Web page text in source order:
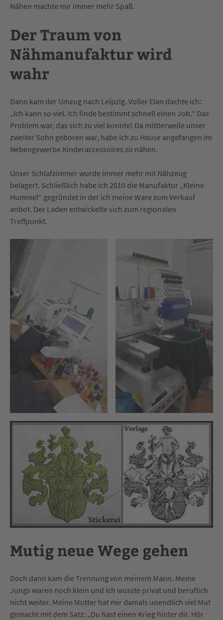
Nähen machte mir immer mehr Spaß.
Der Traum von
Nähmanufaktur wird
wahr
Dann kam der Umzug nach Leipzig. Voller Elan dachte ich:
„Ich kann so viel. Ich finde bestimmt schnell einen Job.“ Das
Problem war, das sich zu viel konnte! Da mittlerweile unser
zweiter Sohn geboren war, habe ich zu Hause angefangen im
Nebengewerbe Kinderaccessoires zu nähen.
Unser Schlafzimmer wurde immer mehr mit Nähzeug
belagert. Schließlich habe ich 2010 die Manufaktur „Kleine
Hummel“ gegründet in der ich meine Ware zum Verkauf
anbot. Der Laden entwickelte sich zum regionalen
Treffpunkt.
Mutig neue Wege gehen
Doch dann kam die Trennung von meinem Mann. Meine
Jungs waren noch klein und ich wusste privat und beruflich
nicht weiter. Meine Mutter hat mir damals unendlich viel Mut
gemacht mit dem Satz: „Du hast einen Krieg hinter dir. Hör